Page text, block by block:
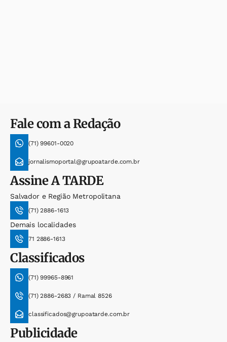
Fale com a Redação
(71) 99601-0020
jornalismoportal@grupoatarde.com.br
AssineA TARDE
Salvador e Região Metropolitana
(71) 2886-1613
Demais localidades
71 2886-1613
Classificados
(71) 99965-8961
(71) 2886-2683 / Ramal 8526
classificados@grupoatarde.com.br
Publicidade